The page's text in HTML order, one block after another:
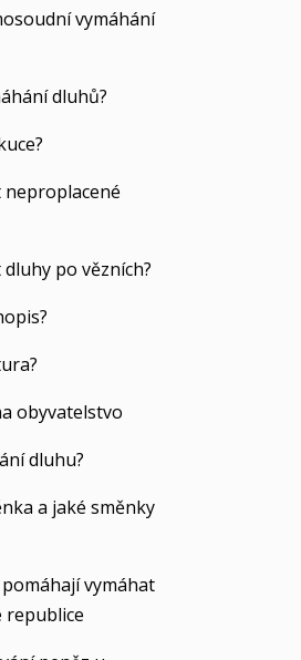
vymáhání
dluhů?
neproplacené
dluhy po vězních?
obyvatelstvo
dluhu?
a jaké směnky
pomáhají vymáhat
republice